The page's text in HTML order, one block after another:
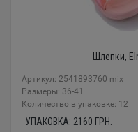
Шлепки,
Артикул: 2541893760 mix
Размеры: 36-41
Количество в упаковке: 12
УПАКОВКА: 2160 ГРН.